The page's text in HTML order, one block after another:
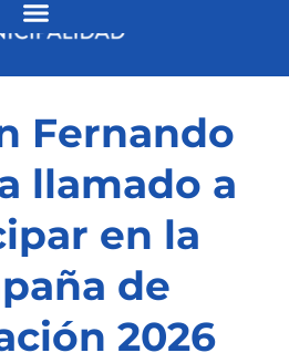
Fernando
llamado a
en la
de
2026